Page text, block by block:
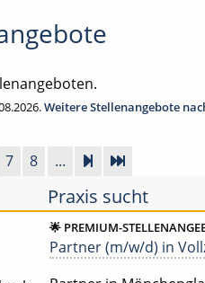
Weitere Stellenangebote
7 8 ...
Praxis sucht
🌟 PREMIUM-
Partner (m/w/d) in